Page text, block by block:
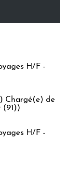
H/F -
Chargé(e) de
(91))
H/F -